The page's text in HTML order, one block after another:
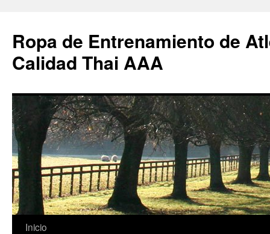
Ropa de Entrenamiento de
Calidad Thai AAA
Saltar
Inicio